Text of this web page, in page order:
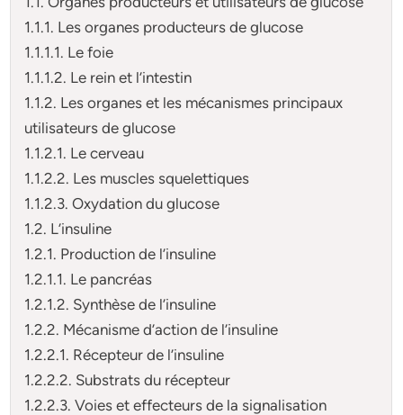
1.1.1. Les organes producteurs de glucose
1.1.1.1. Le foie
1.1.1.2. Le rein et l’intestin
1.1.2. Les organes et les mécanismes principaux
utilisateurs de glucose
1.1.2.1. Le cerveau
1.1.2.2. Les muscles squelettiques
1.1.2.3. Oxydation du glucose
1.2. L’insuline
1.2.1. Production de l’insuline
1.2.1.1. Le pancréas
1.2.1.2. Synthèse de l’insuline
1.2.2. Mécanisme d’action de l’insuline
1.2.2.1. Récepteur de l’insuline
1.2.2.2. Substrats du récepteur
1.2.2.3. Voies et effecteurs de la signalisation